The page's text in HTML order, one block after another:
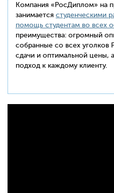
Компания «РосДиплом» на
занимается студенческими
помощь студентам во всех
преимущества: огромный
собранные со всех уголков
сдачи и оптимальной цены,
подход к каждому клиенту.